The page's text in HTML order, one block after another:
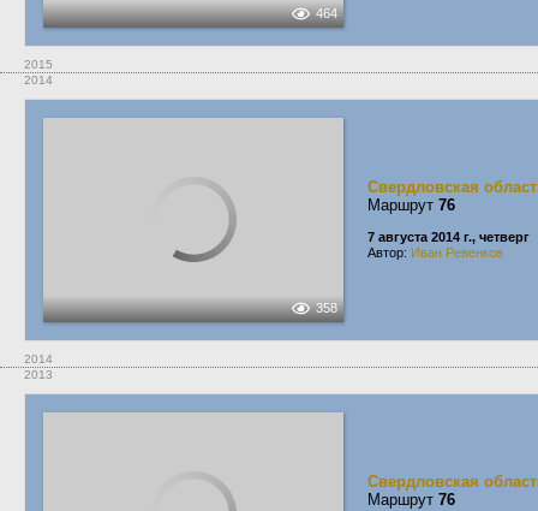
464
2015
2014
358
Свердловская
Маршрут 76
7 августа 2014 г., четверг
Автор: Иван Ревенков
2014
2013
Свердловская
Маршрут 76